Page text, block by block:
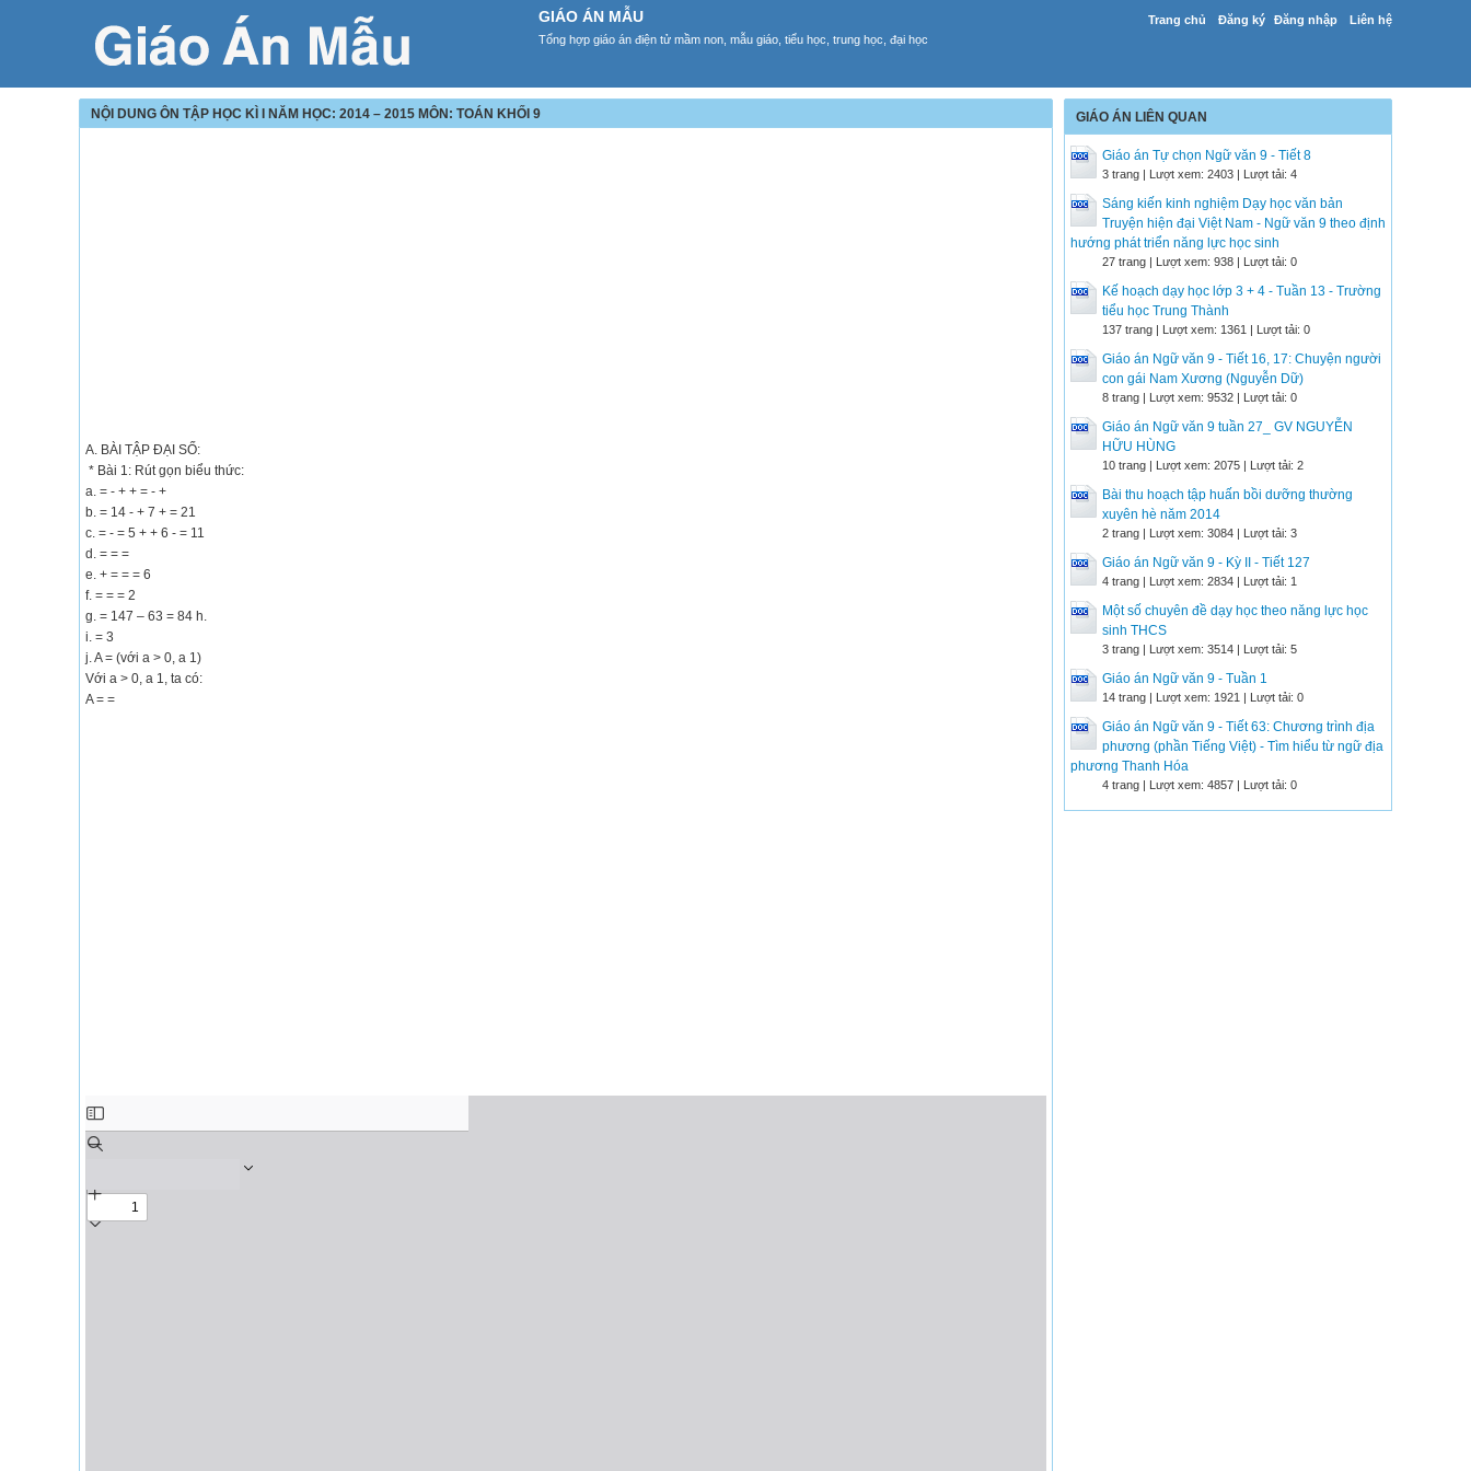
Trang chủ Đăng ký Đăng nhập Liên hệ
GIÁO ÁN MẪU
Tổng hợp giáo án điện tử mầm non, mẫu giáo, tiểu học, trung học, đại học
NỘI DUNG ÔN TẬP HỌC KÌ I NĂM HỌC: 2014 – 2015 MÔN: TOÁN KHỐI 9
A. BÀI TẬP ĐẠI SỐ:
* Bài 1: Rút gọn biểu thức:
a. = - + + = - +
b. = 14 - + 7 + = 21
c. = - = 5 + + 6 - = 11
d. = = =
e. + = = = 6
f. = = = 2
g. = 147 – 63 = 84 h.
i. = 3
j. A = (với a > 0, a 1)
Với a > 0, a 1, ta có:
A = =
GIÁO ÁN LIÊN QUAN
Giáo án Tự chọn Ngữ văn 9 - Tiết 8
3 trang | Lượt xem: 2403 | Lượt tải: 4
Sáng kiến kinh nghiệm Dạy học văn bản
Truyện hiện đại Việt Nam - Ngữ văn 9 theo định
hướng phát triển năng lực học sinh
27 trang | Lượt xem: 938 | Lượt tải: 0
Kế hoạch dạy học lớp 3 + 4 - Tuần 13 - Trường
tiểu học Trung Thành
137 trang | Lượt xem: 1361 | Lượt tải: 0
Giáo án Ngữ văn 9 - Tiết 16, 17: Chuyện người
con gái Nam Xương (Nguyễn Dữ)
8 trang | Lượt xem: 9532 | Lượt tải: 0
Giáo án Ngữ văn 9 tuần 27_ GV NGUYỄN
HỮU HÙNG
10 trang | Lượt xem: 2075 | Lượt tải: 2
Bài thu hoạch tập huấn bồi dưỡng thường
xuyên hè năm 2014
2 trang | Lượt xem: 3084 | Lượt tải: 3
Giáo án Ngữ văn 9 - Kỳ II - Tiết 127
4 trang | Lượt xem: 2834 | Lượt tải: 1
Một số chuyên đề dạy học theo năng lực học
sinh THCS
3 trang | Lượt xem: 3514 | Lượt tải: 5
Giáo án Ngữ văn 9 - Tuần 1
14 trang | Lượt xem: 1921 | Lượt tải: 0
Giáo án Ngữ văn 9 - Tiết 63: Chương trình địa
phương (phần Tiếng Việt) - Tìm hiểu từ ngữ địa
phương Thanh Hóa
4 trang | Lượt xem: 4857 | Lượt tải: 0